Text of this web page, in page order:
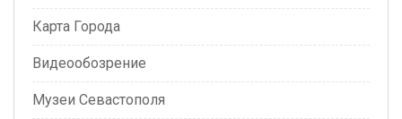
Карта Города
Видеообозрение
Музеи Севастополя